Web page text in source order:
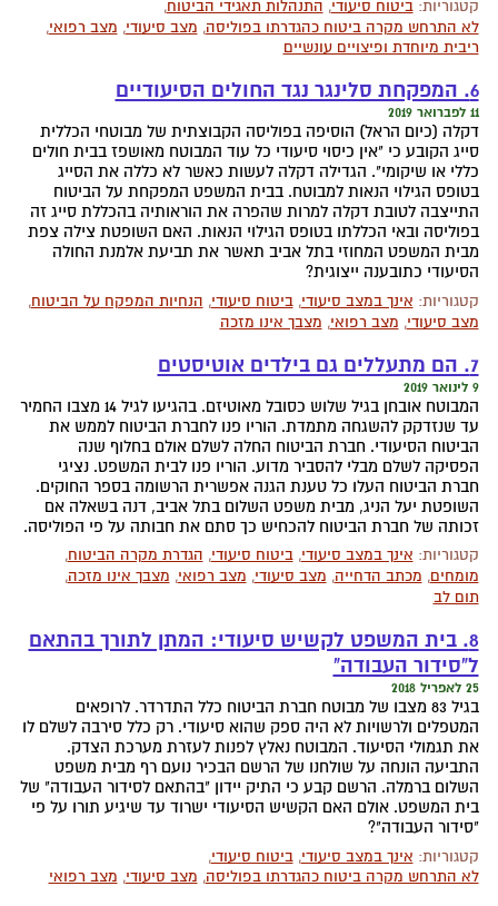
קטגוריות:ביטוח סיעודי, התנהלות תאגידי הביטוח,
לא התרחש מקרה ביטוח כהגדרתו בפוליסה, מצב סיעודי, מצב רפואי,
ריבית מיוחדת ופיצויים עונשיים
6. המפקחת סלינגר נגד החולים הסיעודיים
11 לפברואר 2019
דקלה (כיום הראל) הוסיפה בפוליסה הקבוצתית של מבוטחי הכללית
סייג הקובע כי "אין כיסוי סיעודי כל עוד המבוטח מאושפז בבית חולים
כללי או שיקומי". הגדילה דקלה לעשות כאשר לא כללה את הסייג
בטופס הגילוי הנאות למבוטח. בבית המשפט המפקחת על הביטוח
התייצבה לטובת דקלה למרות שהפרה את הוראותיה בהכללת סייג זה
בפוליסה ובאי הכללתו בטופס הגילוי הנאות. האם השופטת צילה צפת
מבית המשפט המחוזי בתל אביב תאשר את תביעת אלמנת החולה
הסיעודי כתובענה ייצוגית?
קטגוריות: אינך במצב סיעודי,ביטוח סיעודי, הנחיות המפקח על הביטוח,
מצב סיעודי, מצב רפואי, מצבך אינו מזכה
7. הם מתעללים גם בילדים אוטיסטים
9 לינואר 2019
המבוטח אובחן בגיל שלוש כסובל מאוטיזם. בהגיעו לגיל 14 מצבו החמיר
עד שנזדקק להשגחה מתמדת. הוריו פנו לחברת הביטוח לממש את
הביטוח הסיעודי. חברת הביטוח החלה לשלם אולם בחלוף שנה
הפסיקה לשלם מבלי להסביר מדוע. הוריו פנו לבית המשפט. נציגי
חברת הביטוח העלו כל טענת הגנה אפשרית הרשומה בספר החוקים.
השופטת יעל הניג, מבית משפט השלום בתל אביב, דנה בשאלה אם
זכותה של חברת הביטוח להכחיש כך סתם את חבותה על פי הפוליסה.
קטגוריות: אינך במצב סיעודי,ביטוח סיעודי, הגדרת מקרה הביטוח,
מומחים, מכתב הדחייה, מצב סיעודי, מצב רפואי, מצבך אינו מזכה,
תום לב
8. בית המשפט לקשיש סיעודי: המתן לתורך בהתאם
ל"סידור העבודה"
25 לאפריל 2018
בגיל 83 מצבו של מבוטח חברת הביטוח כלל התדרדר. לרופאים
המטפלים ולרשויות לא היה ספק שהוא סיעודי. רק כלל סירבה לשלם לו
את תגמולי הסיעוד. המבוטח נאלץ לפנות לעזרת מערכת הצדק.
התביעה הונחה על שולחנו של הרשם הבכיר נועם רף מבית משפט
השלום ברמלה. הרשם קבע כי התיק יידון "בהתאם לסידור העבודה" של
בית המשפט. אולם האם הקשיש הסיעודי ישרוד עד שיגיע תורו על פי
"סידור העבודה"?
קטגוריות: אינך במצב סיעודי,ביטוח סיעודי,
לא התרחש מקרה ביטוח כהגדרתו בפוליסה, מצב סיעודי, מצב רפואי